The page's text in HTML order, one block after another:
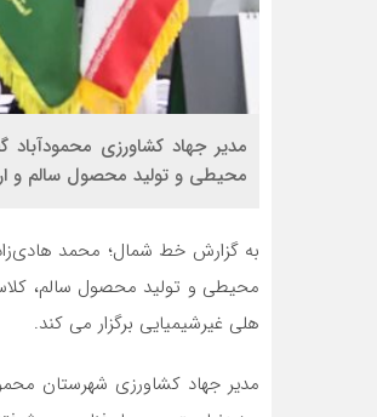
مدیر جهاد کشاورزی
محیطی و تولید محصول سالم و
به گزارش خط شمال؛ محمد
محیطی و تولید محصول سالم،
هلی غیرشیمیایی برگزار می کند.
مدیر جهاد کشاورزی شهرستان